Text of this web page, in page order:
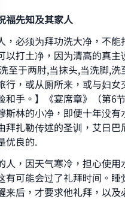
福先知及其家人
，必须为拜功洗大净，不
以打土净，因为清高的真
洗至于两肘,当抹头,当洗脚,
行，或从厕所来，或与妇
和手。】《宴席章》（第
斯林的小净，即便十年没
拜扎勒传述的圣训，艾日
优良的.
人，因天气寒冷，担心使
有可能会过了礼拜时间。
来后，才要求他礼拜，以
an impact
Your support